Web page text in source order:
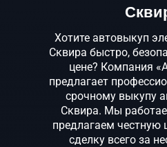
Хотите автовыкуп
Сквира быстро,
цене? Компания
предлагает
срочному выкупу
Сквира. Мы
предлагаем честную
сделку всего за